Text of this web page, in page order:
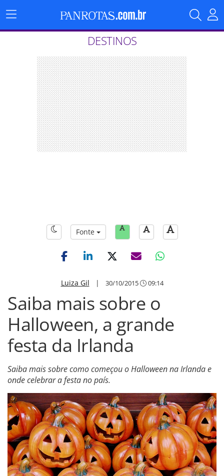
Menu
Principal
DESTINOS
Fonte
Luiza Gil | 30/10/2015 09:14
Saiba mais sobre o
Halloween, a grande
festa da Irlanda
Saiba mais sobre como começou o Halloween na Irlanda e
onde celebrar a festa no país.